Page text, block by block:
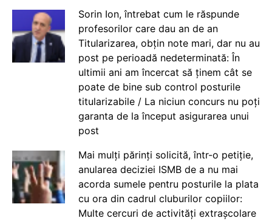
Sorin Ion, întrebat cum le răspunde
profesorilor care dau an de an
Titularizarea, obțin note mari, dar nu au
post pe perioadă nedeterminată: În
ultimii ani am încercat să ținem cât se
poate de bine sub control posturile
titularizabile / La niciun concurs nu poți
garanta de la început asigurarea unui
post
Mai mulți părinți solicită, într-o petiție,
anularea deciziei ISMB de a nu mai
acorda sumele pentru posturile la plata
cu ora din cadrul cluburilor copiilor:
Multe cercuri de activități extrașcolare